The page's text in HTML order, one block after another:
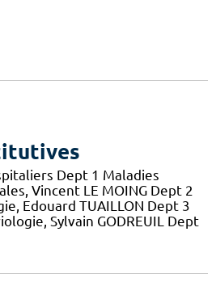
Dept 1 Maladies
Vincent LE MOING Dept 2
Edouard TUAILLON Dept 3
Sylvain GODREUIL Dept